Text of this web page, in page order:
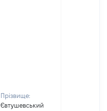
Прізвище:
Євтушевський